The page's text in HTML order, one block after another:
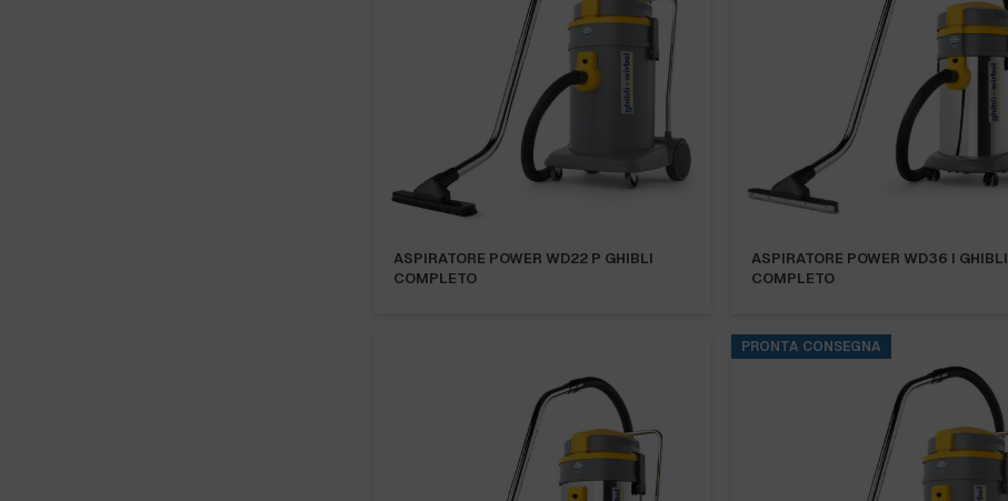
ASPIRATORE POWER WD22 P GHIBLI
COMPLETO
ASPIRATORE POWER WD36 I GHIBLI
COMPLETO
PRONTA CONSEGNA